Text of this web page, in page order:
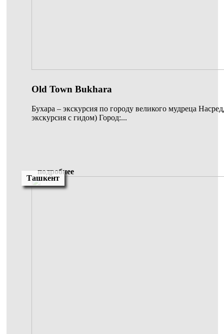
Old Town Bukhara
Бухара – экскурсия по городу великого мудреца
экскурсия с гидом) Город:...
подробнее
Ташкент